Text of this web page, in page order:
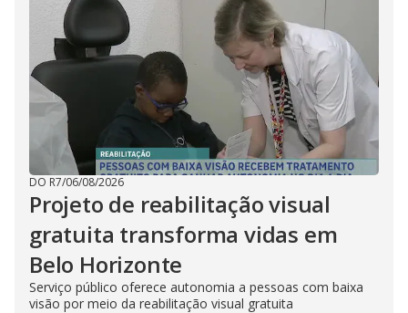
DO R7/06/08/2026
Projeto de reabilitação visual
gratuita transforma vidas em
Belo Horizonte
Serviço público oferece autonomia a pessoas com baixa
visão por meio da reabilitação visual gratuita